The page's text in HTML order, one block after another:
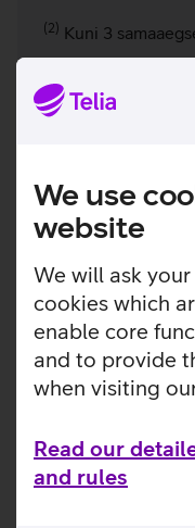
We use
website
We will ask
cookies which
enable core
and to provide
when visiting
Read our
and rules
(2) Kuni 3
1.4.1. ühenduse
1.4.1.1. 1 liides 15 kanalit
1.4.1.2. 1 liides 30
1.4.1.3. 2 liidest 60
1.4.1.4. 3 liidest 90
1.4.1.5. 4 liidest 120